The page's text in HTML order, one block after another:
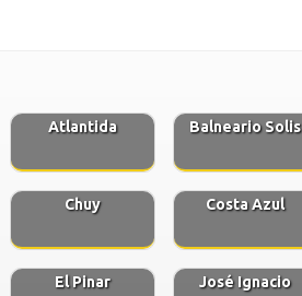
Atlantida Balneario Solis
Chuy Costa Azul
El Pinar José Ignacio